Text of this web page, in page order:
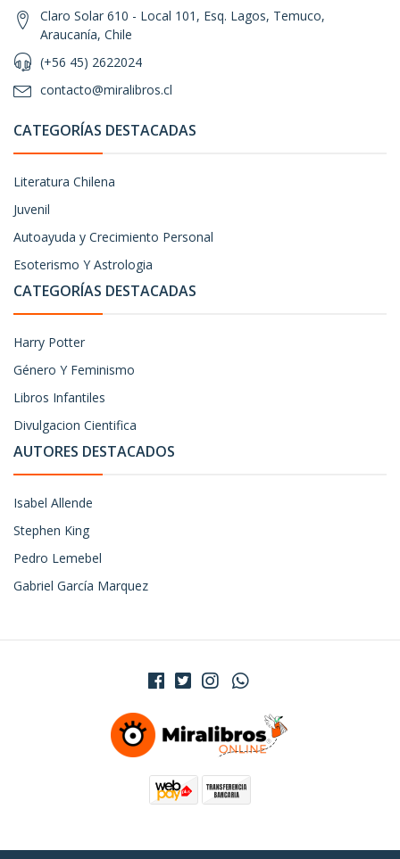
Claro Solar 610 - Local 101, Esq. Lagos, Temuco,
Araucanía, Chile
(+56 45) 2622024
contacto@miralibros.cl
CATEGORÍAS DESTACADAS
Literatura Chilena
Juvenil
Autoayuda y Crecimiento Personal
Esoterismo Y Astrologia
CATEGORÍAS DESTACADAS
Harry Potter
Género Y Feminismo
Libros Infantiles
Divulgacion Cientifica
AUTORES DESTACADOS
Isabel Allende
Stephen King
Pedro Lemebel
Gabriel García Marquez